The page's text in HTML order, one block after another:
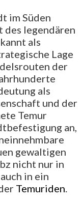
im Süden
des legendären
als
Lage
der
als
und der
Temur
an,
gewaltigen
nicht nur in
in ein
Temuriden.